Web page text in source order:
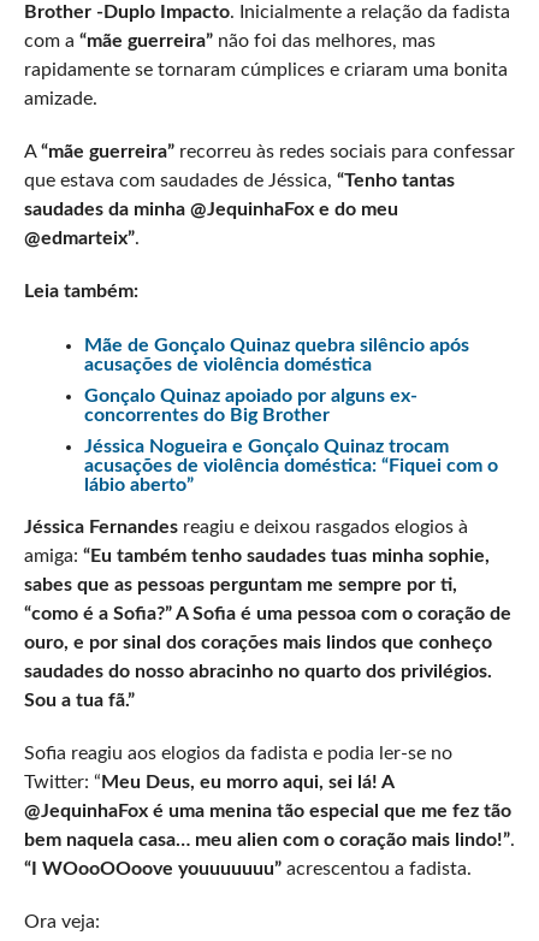
Brother -Duplo Impacto. Inicialmente a relação da fadista
com a “mãe guerreira” não foi das melhores, mas
rapidamente se tornaram cúmplices e criaram uma bonita
amizade.
A“mãe guerreira”recorreu às redes sociais para confessar
que estava com saudades de Jéssica, “Tenho tantas
saudades da minha @JequinhaFox e do meu
@edmarteix”.
Leia também:
Mãe de Gonçalo Quinaz quebra silêncio após
acusações de violência doméstica
Gonçalo Quinaz apoiado por alguns ex-
concorrentes do Big Brother
Jéssica Nogueira e Gonçalo Quinaz trocam
acusações de violência doméstica: “Fiquei com o
lábio aberto”
Jéssica Fernandes reagiu e deixou rasgados elogios à
amiga: “Eu também tenho saudades tuas minha sophie,
sabes que as pessoas perguntam me sempre por ti,
“como é a Sofia?” A Sofia é uma pessoa com o coração de
ouro, e por sinal dos corações mais lindos que conheço
saudades do nosso abracinho no quarto dos privilégios.
Sou a tua fã.”
Sofia reagiu aos elogios da fadista e podia ler-se no
Twitter: “Meu Deus, eu morro aqui, sei lá! A
@JequinhaFox é uma menina tão especial que me fez tão
bem naquela casa… meu alien com o coração mais lindo!”.
“I WOooOOoove youuuuuuu”acrescentou a fadista.
Ora veja: